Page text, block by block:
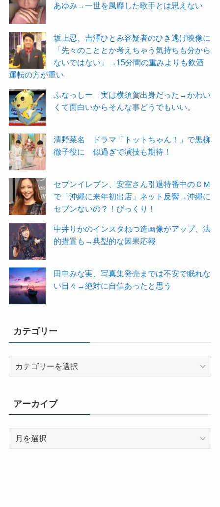
あゆみ→一世を風靡した歌手とは思えない
坂上忍、吉澤ひとみ容疑者のひき逃げ映像に
「先々のこととか考えちゃう気持ちも分から
ないではない」→15分間の重みよりも飲酒
運転の方が重い
ふなっしー 実は横須賀出身だった→かわい
くて面白いからそんな事どうでもいい。
清野菜名 ドラマ「トットちゃん！」で黒柳
徹子役に 似過ぎで演技も期待！
セブンイレブン、安室さん引退特番中のＣＭ
で「沖縄に来年初出店」ネット反響→沖縄に
セブンないの？！びっくり！
中井りかのインスタねつ造画像がアップ、法
的措置も→典型的な因果応報
田中みな実、写真集発売までは不安で眠れな
い日々→絶対に自信あったと思う
カテゴリー
ー
アーカイブ